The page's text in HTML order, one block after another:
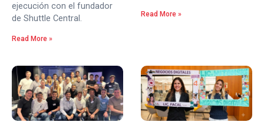
ejecución con el fundador
de Shuttle Central.
Read More »
Read More »